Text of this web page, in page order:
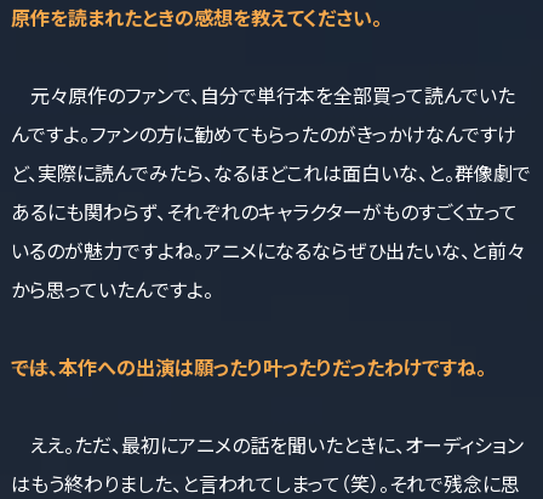
――原作を読まれたときの感想を教えてください。
元々原作のファンで、自分で単行本を全部買って読んでいた
んですよ。ファンの方に勧めてもらったのがきっかけなんですけ
ど、実際に読んでみたら、なるほどこれは面白いな、と。群像劇で
あるにも関わらず、それぞれのキャラクターがものすごく立って
いるのが魅力ですよね。アニメになるならぜひ出たいな、と前々
から思っていたんですよ。
――では、本作への出演は願ったり叶ったりだったわけですね。
ええ。ただ、最初にアニメの話を聞いたときに、オーディション
はもう終わりました、と言われてしまって（笑）。それで残念に思